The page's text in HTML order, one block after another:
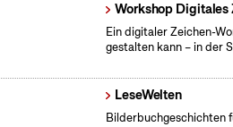
Workshop Digitales
Ein digitaler Zeichen-
gestalten kann – in der
LeseWelten
Bilderbuchgeschichten